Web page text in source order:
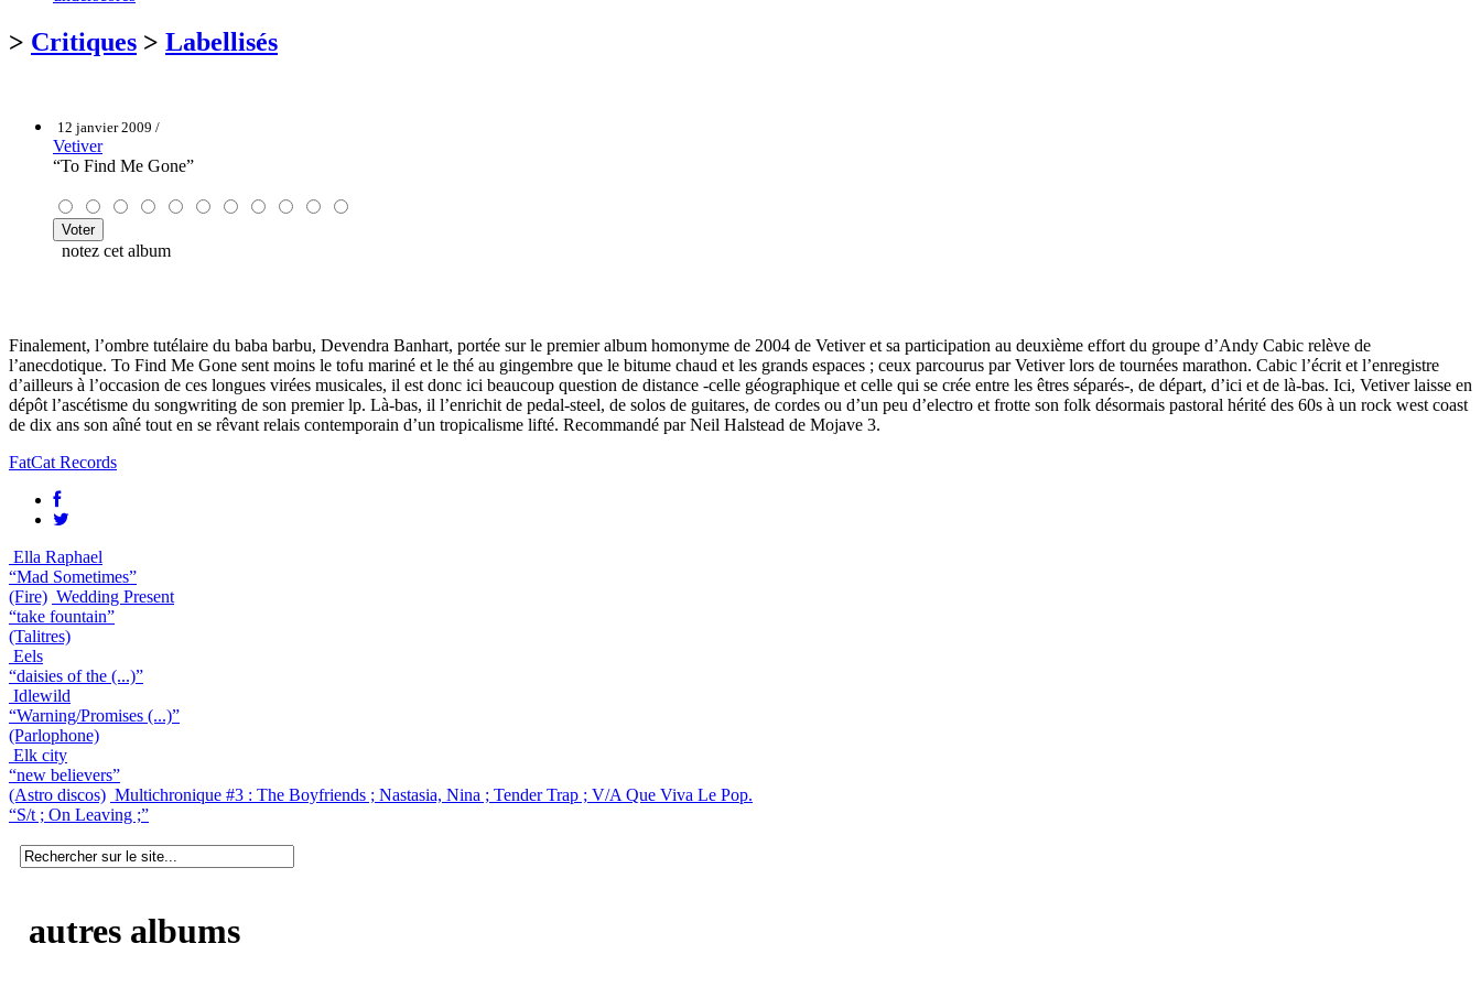
> Critiques > Labellisés
12 janvier 2009 /
Vetiver
“To Find Me Gone”
notez cet album
Finalement, l’ombre tutélaire du baba barbu, Devendra Banhart, portée sur le premier album homonyme de 2004 de Vetiver et sa participation au deuxième effort du groupe d’Andy Cabic relève de
l’anecdotique. To Find Me Gone sent moins le tofu mariné et le thé au gingembre que le bitume chaud et les grands espaces ; ceux parcourus par Vetiver lors de tournées marathon. Cabic l’écrit et l’enregistre
d’ailleurs à l’occasion de ces longues virées musicales, il est donc ici beaucoup question de distance -celle géographique et celle qui se crée entre les êtres séparés-, de départ, d’ici et de là-bas. Ici, Vetiver laisse en
dépôt l’ascétisme du songwriting de son premier lp. Là-bas, il l’enrichit de pedal-steel, de solos de guitares, de cordes ou d’un peu d’electro et frotte son folk désormais pastoral hérité des 60s à un rock west coast
de dix ans son aîné tout en se rêvant relais contemporain d’un tropicalisme lifté. Recommandé par Neil Halstead de Mojave 3.
FatCat Records
Ella Raphael
“Mad Sometimes”
(Fire) Wedding Present
“take fountain”
(Talitres)
Eels
“daisies of the (...)”
Idlewild
“Warning/Promises (...)”
(Parlophone)
Elk city
“new believers”
(Astro discos) Multichronique #3 : The Boyfriends ; Nastasia, Nina ; Tender Trap ; V/A Que Viva Le Pop.
“S/t ; On Leaving ;”
autres albums